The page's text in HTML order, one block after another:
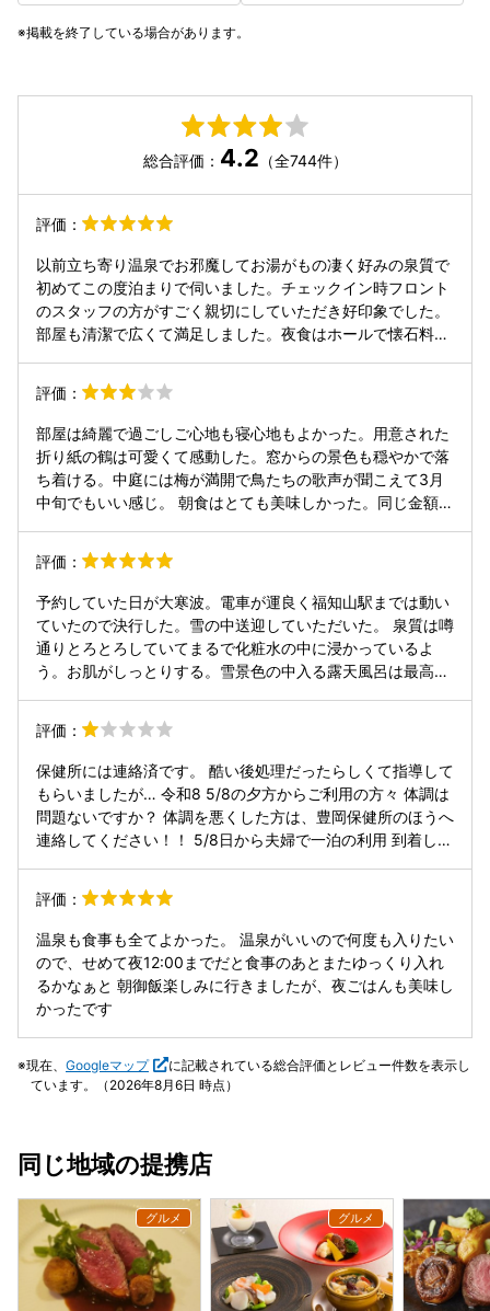
掲載を終了している場合があります。
総合評価： 4.2 （全744件）
評価：
以前立ち寄り温泉でお邪魔してお湯がもの凄く好みの泉質で
初めてこの度泊まりで伺いました。チェックイン時フロント
のスタッフの方がすごく親切にしていただき好印象でした。
部屋も清潔で広くて満足しました。夜食はホールで懐石料理
でしたが、量も質も大変満足しました。スタッフの方もみな
さん最高でした。中でもチェックイン時に対応していただい
た清水さんは夜食時にもホールにおられ感じ良く対応してい
ただきました。終始全てにおいて不満な点は全くなく近いう
ちにまた、癒されに来たいです。写真はあえて載せませんが
自然と心を癒せるお宿間違いありません
評価：
部屋は綺麗で過ごしご心地も寝心地もよかった。用意された
折り紙の鶴は可愛くて感動した。窓からの景色も穏やかで落
ち着ける。中庭には梅が満開で鳥たちの歌声が聞こえて3月
中旬でもいい感じ。 朝食はとても美味しかった。同じ金額で
の泉質が気持ちよかったが、サウナのテレビがうるさ過ぎ
る。露天風呂で浸かりながら鳥のさえずりを楽しみたかった
のに、テレビの音しか何も聞こえなかった。 フロントのサー
ビスや態度は普通。フレンドリーでもなく無愛想でもない。
夕食にフロントの横にある食事処を利用したけど、態度もち
ょっと失礼だったし味も不味かった。お米は電子レンジでチ
ンしたコンビニ弁当程度だった。
評価：
予約していた日が大寒波。電車が運良く福知山駅までは動い
ていたので決行した。雪の中送迎していただいた。 泉質は噂
通りとろとろしていてまるで化粧水の中に浸かっているよ
う。お肌がしっとりする。雪景色の中入る露天風呂は最高。
内・お食事会場は寒い。部屋のエアコンも効きが悪いのか全
く暖かくならない。 お食事は全体的に薄味だが、素材そのも
のの良さを際立たせているのではないかと。ボリュームも私
にはちょうど良い。朝食の卵かけご飯は絶品。 普段は常連さ
んや日帰りの方でいっぱいらしいが、今回は寒波もあり人が
少なくゆっくりと入浴できたし、静かに過ごすことができ
た。 公共交通機関で行くのは大変だが、それでも再訪した
評価：
保健所には連絡済です。 酷い後処理だったらしくて指導して
もらいましたが… 令和8 5/8の夕方からご利用の方々 体調は
問題ないですか？ 体調を悪くした方は、豊岡保健所のほうへ
連絡してください！！ 5/8日から夫婦で一泊の利用 到着して
を取りに脱衣所へ行くと高齢女性が脱衣所で排便してしまい
お尻や足が汚れた状態を見ました。 薬の副作用によりお腹が
緩くなり、浴槽で便意をもよおしたので急いでトイレに行っ
たけど間に合わなかったようで、慌てるのと焦りで動き回
り、連れの方？とタオルで拭き取りしてました。 問題なのは
この後！ おそらく温泉は封鎖してしまっただろうと思いなが
ら確認したところ… ホテル側は、脱衣所の床の拭き掃除と除
封鎖しないのかと問いただしたら「問題ありません」との返
事… 私たち夫婦は、もちろん気持ち悪くて温泉には入りませ
みながらと入浴してるかと思うと… 女湯の出来事ですが、翌
ずに朝から菌まみれのお湯に入っていたかと思われます。 チ
ェックアウト時にこんな処理の仕方でいいのかと問いただし
ても「はい…はい…ご迷惑をお掛けしました…」の繰り返し
宿泊費の交渉をしましたが、全く取り合わない まともなサー
ビスを受けられてないのにきっちり請求されました。 とろと
評価：
温泉も食事も全てよかった。 温泉がいいので何度も入りたい
ので、せめて夜12:00までだと食事のあとまたゆっくり入れ
るかなぁと 朝御飯楽しみに行きましたが、夜ごはんも美味し
かったです
現在、 Googleマップ
に記載されている総合評価とレビュー件数を表示し
ています。（2026年8月6日 時点）
同じ地域の提携店